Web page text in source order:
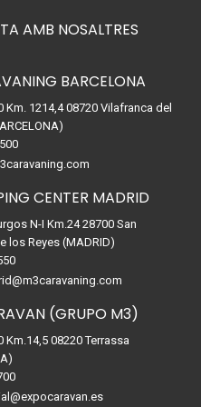
AMB NOSALTRES
BARCELONA
Km. 1214,4 08720 Vilafranca del
CENTER MADRID
N-I Km.24 28700 San
los Reyes (MADRID)
(GRUPO M3)
Km.14,5 08220 Terrassa